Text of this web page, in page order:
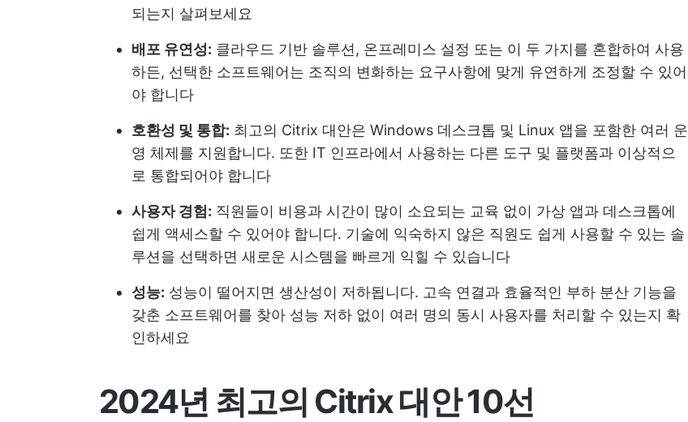
되는지 살펴보세요
배포 유연성: 클라우드 기반 솔루션, 온프레미스 설정 또는 이 두 가지를 혼합하여 사용
하든, 선택한 소프트웨어는 조직의 변화하는 요구사항에 맞게 유연하게 조정할 수 있어
야 합니다
호환성 및 통합: 최고의 Citrix 대안은 Windows 데스크톱 및 Linux 앱을 포함한 여러 운
영 체제를 지원합니다. 또한 IT 인프라에서 사용하는 다른 도구 및 플랫폼과 이상적으
로 통합되어야 합니다
사용자 경험: 직원들이 비용과 시간이 많이 소요되는 교육 없이 가상 앱과 데스크톱에
쉽게 액세스할 수 있어야 합니다. 기술에 익숙하지 않은 직원도 쉽게 사용할 수 있는 솔
루션을 선택하면 새로운 시스템을 빠르게 익힐 수 있습니다
성능: 성능이 떨어지면 생산성이 저하됩니다. 고속 연결과 효율적인 부하 분산 기능을
갖춘 소프트웨어를 찾아 성능 저하 없이 여러 명의 동시 사용자를 처리할 수 있는지 확
인하세요
2024년 최고의 Citrix 대안 10선